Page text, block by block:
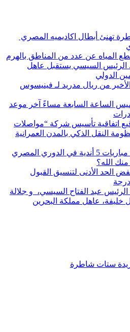
تهنئ أبطال اكاديميه المصري
المياه عن عدد من المناطق بالهرم
الرئيس السيسي يستقبل عاهل
الدولي
من ريال مدريد لـ فينيسوس
الساعة السابعة مساءً آخر موعد
اتفاقية تأسيس شركة “مواصلات
النقل الذكي بالمدن العمرانية
المصري
منك الله؟
الحد الأدنى لتنسيق القبول
الرئيس عبد الفتاح السيسي، و جلالة
خليفة، عاهل مملكة البحرين